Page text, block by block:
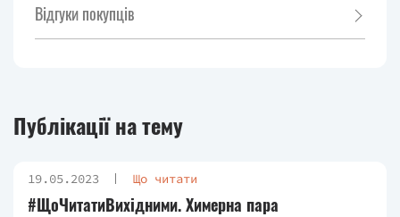
Відгуки покупців
Публікації на тему
19.05.2023 Що читати
#ЩоЧитатиВихідними. Химерна пара